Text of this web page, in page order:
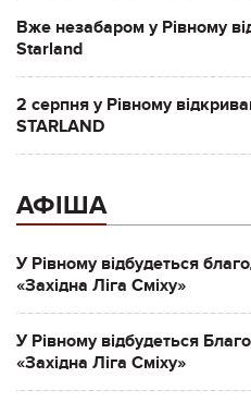
Вже незабаром у Рівному
Starland
2 серпня у Рівному
STARLAND
АФІША
У Рівному відбудеться
«Західна Ліга Сміху»
У Рівному відбудеться
«Західна Ліга Сміху»